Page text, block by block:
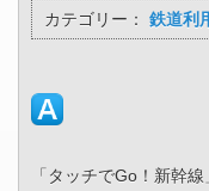
カテゴリー： 鉄道利
「タッチでGo！新幹